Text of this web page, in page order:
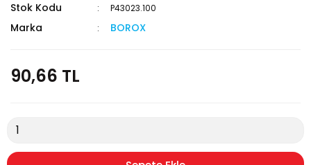
Stok Kodu
P43023.100
Marka BOROX
90,66 TL